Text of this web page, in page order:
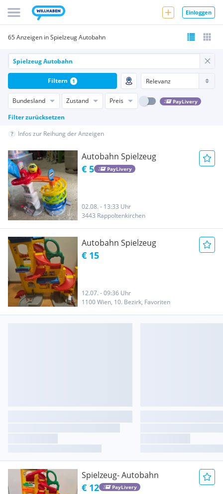
Einloggen
65 Anzeigen in Spielzeug Autobahn
Bundesland Zustand Preis PayLivery
Filter zurücksetzen
Filtern 1
Infos zur Reihung der Anzeigen
Autobahn Spielzeug
€ 5 PayLivery
02.08. - 13:33 Uhr
3443 Rappoltenkirchen
Autobahn Spielzeug
€ 15
12.07. - 09:36 Uhr
1100 Wien, 10. Bezirk, Favoriten
Spielzeug- Autobahn
€ 12 PayLivery